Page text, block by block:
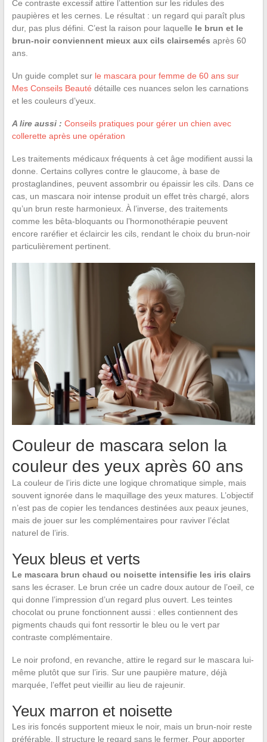
Ce contraste excessif attire l’attention sur les ridules des
paupières et les cernes. Le résultat : un regard qui paraît plus
dur, pas plus défini. C’est la raison pour laquelle le brun et le
brun-noir conviennent mieux aux cils clairsemés après 60
ans.
Un guide complet sur le mascara pour femme de 60 ans sur
Mes Conseils Beauté détaille ces nuances selon les carnations
et les couleurs d’yeux.
A lire aussi : Conseils pratiques pour gérer un chien avec
collerette après une opération
Les traitements médicaux fréquents à cet âge modifient aussi la
donne. Certains collyres contre le glaucome, à base de
prostaglandines, peuvent assombrir ou épaissir les cils. Dans ce
cas, un mascara noir intense produit un effet très chargé, alors
qu’un brun reste harmonieux. À l’inverse, des traitements
comme les bêta-bloquants ou l’hormonothérapie peuvent
encore raréfier et éclaircir les cils, rendant le choix du brun-noir
particulièrement pertinent.
Couleur de mascara selon la
couleur des yeux après 60 ans
La couleur de l’iris dicte une logique chromatique simple, mais
souvent ignorée dans le maquillage des yeux matures. L’objectif
n’est pas de copier les tendances destinées aux peaux jeunes,
mais de jouer sur les complémentaires pour raviver l’éclat
naturel de l’iris.
Yeux bleus et verts
Le mascara brun chaud ou noisette intensifie les iris clairs
sans les écraser. Le brun crée un cadre doux autour de l’oeil, ce
qui donne l’impression d’un regard plus ouvert. Les teintes
chocolat ou prune fonctionnent aussi : elles contiennent des
pigments chauds qui font ressortir le bleu ou le vert par
contraste complémentaire.
Le noir profond, en revanche, attire le regard sur le mascara lui-
même plutôt que sur l’iris. Sur une paupière mature, déjà
marquée, l’effet peut vieillir au lieu de rajeunir.
Yeux marron et noisette
Les iris foncés supportent mieux le noir, mais un brun-noir reste
préférable. Il structure le regard sans le fermer. Pour apporter